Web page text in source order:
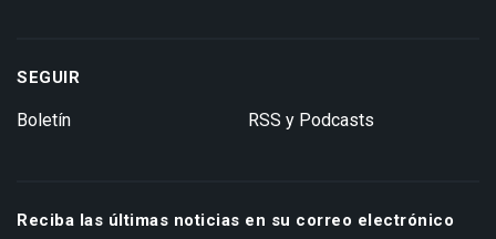
SEGUIR
Boletín RSS y Podcasts
Reciba las últimas noticias en su correo electrónico